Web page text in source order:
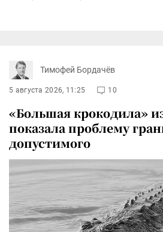
Тимофей Бордачёв
5 августа 2026, 11:25 10
«Большая крокодила»
показала проблему
допустимого